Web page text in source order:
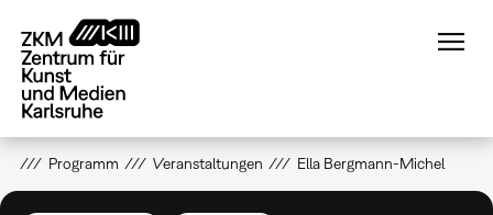
zum
Inhalt
Programm Veranstaltungen Ella Bergmann-Michel